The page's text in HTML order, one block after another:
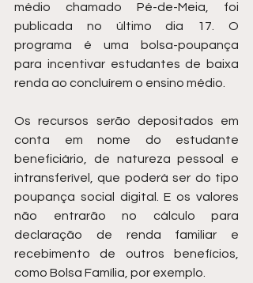
médio chamado Pé-de-Meia, foi
publicada no último dia 17. O
programa é uma bolsa-poupança
para incentivar estudantes de baixa
renda ao concluírem o ensino médio.
Os recursos serão depositados em
conta em nome do estudante
beneficiário, de natureza pessoal e
intransferível, que poderá ser do tipo
poupança social digital. E os valores
não entrarão no cálculo para
declaração de renda familiar e
recebimento de outros benefícios,
como Bolsa Família, por exemplo.